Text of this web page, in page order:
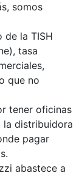
somos
de la TISH
tasa
que no
tener oficinas
la distribuidora
pagar
abastece a